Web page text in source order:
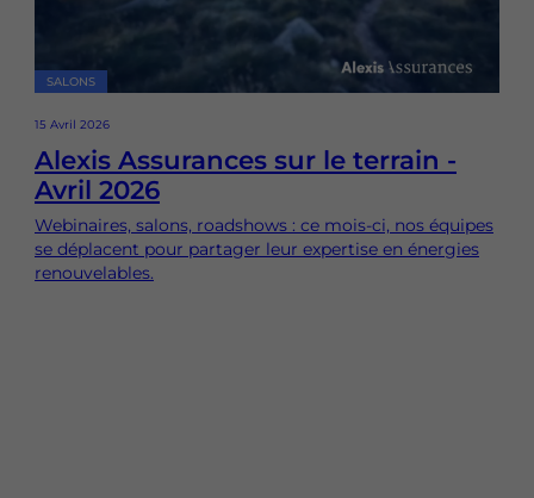
SALONS
15 Avril 2026
Alexis Assurances sur le terrain -
Avril 2026
Webinaires, salons, roadshows : ce mois-ci, nos équipes
se déplacent pour partager leur expertise en énergies
renouvelables.